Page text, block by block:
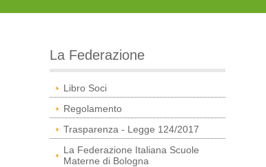
La Federazione
Libro Soci
Regolamento
Trasparenza - Legge 124/2017
La Federazione Italiana Scuole
Materne di Bologna